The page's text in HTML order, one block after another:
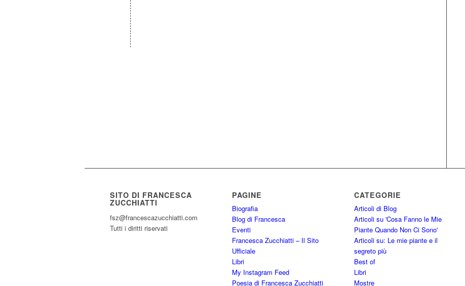
SITO DI FRANCESCA
ZUCCHIATTI
fsz@francescazucchiatti.com
Tutti i diritti riservati
PAGINE
Biografia
Blog di Francesca
Eventi
Francesca Zucchiatti – Il Sito
Ufficiale
Libri
My Instagram Feed
Poesia di Francesca Zucchiatti
CATEGORIE
Articoli di Blog
Articoli su 'Cosa Fanno le Mie
Piante Quando Non Ci Sono'
Articoli su: Le mie piante e il
segreto più
Best of
Libri
Mostre